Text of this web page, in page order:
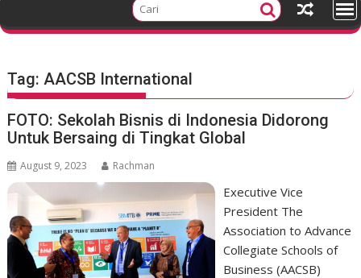
t
Tag:AACSB International
FOTO: Sekolah Bisnis di Indonesia Didorong
Untuk Bersaing di Tingkat Global
August 9, 2023 Rachman
Executive Vice
President The
Association to Advance
Collegiate Schools of
Business (AACSB)